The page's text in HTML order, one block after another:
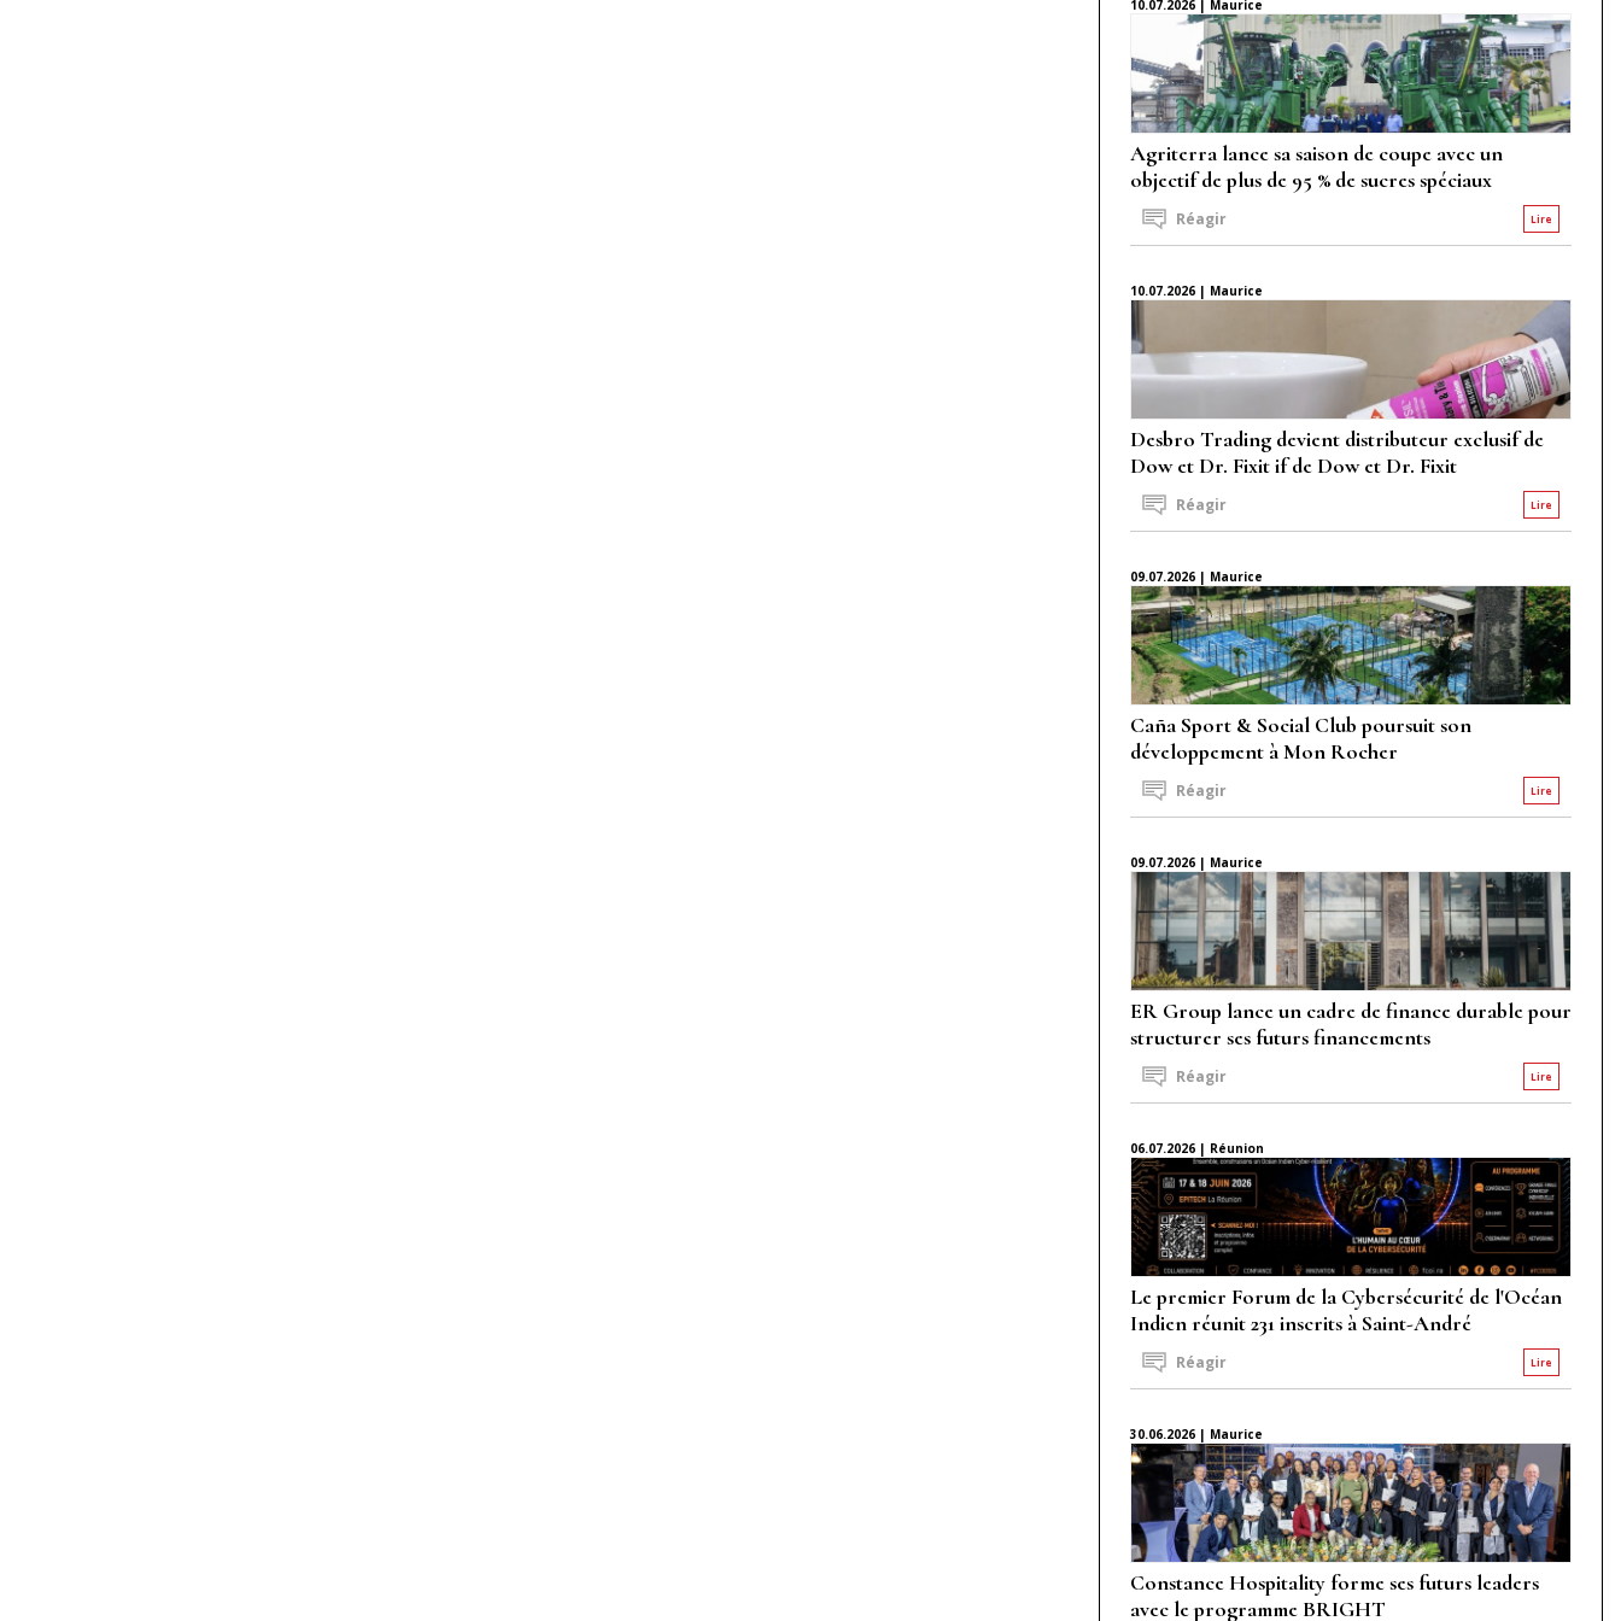
10.07.2026 | Maurice
Agriterra lance sa saison de coupe avec un
objectif de plus de 95 % de sucres spéciaux
Lire
Réagir
10.07.2026 | Maurice
Desbro Trading devient distributeur exclusif de
Dow et Dr. Fixit if de Dow et Dr. Fixit
Lire
Réagir
09.07.2026 | Maurice
Caña Sport & Social Club poursuit son
développement à Mon Rocher
Lire
Réagir
09.07.2026 | Maurice
ER Group lance un cadre de finance durable pour
structurer ses futurs financements
Lire
Réagir
06.07.2026 | Réunion
Le premier Forum de la Cybersécurité de l'Océan
Indien réunit 231 inscrits à Saint-André
Lire
Réagir
30.06.2026 | Maurice
Constance Hospitality forme ses futurs leaders
avec le programme BRIGHT